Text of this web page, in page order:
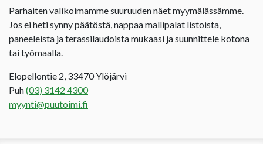
Parhaiten valikoimamme suuruuden näet myymälässämme.
Jos ei heti synny päätöstä, nappaa mallipalat listoista,
paneeleista ja terassilaudoista mukaasi ja suunnittele kotona
tai työmaalla.
Elopellontie 2, 33470 Ylöjärvi
Puh(03) 3142 4300
myynti@puutoimi.fi